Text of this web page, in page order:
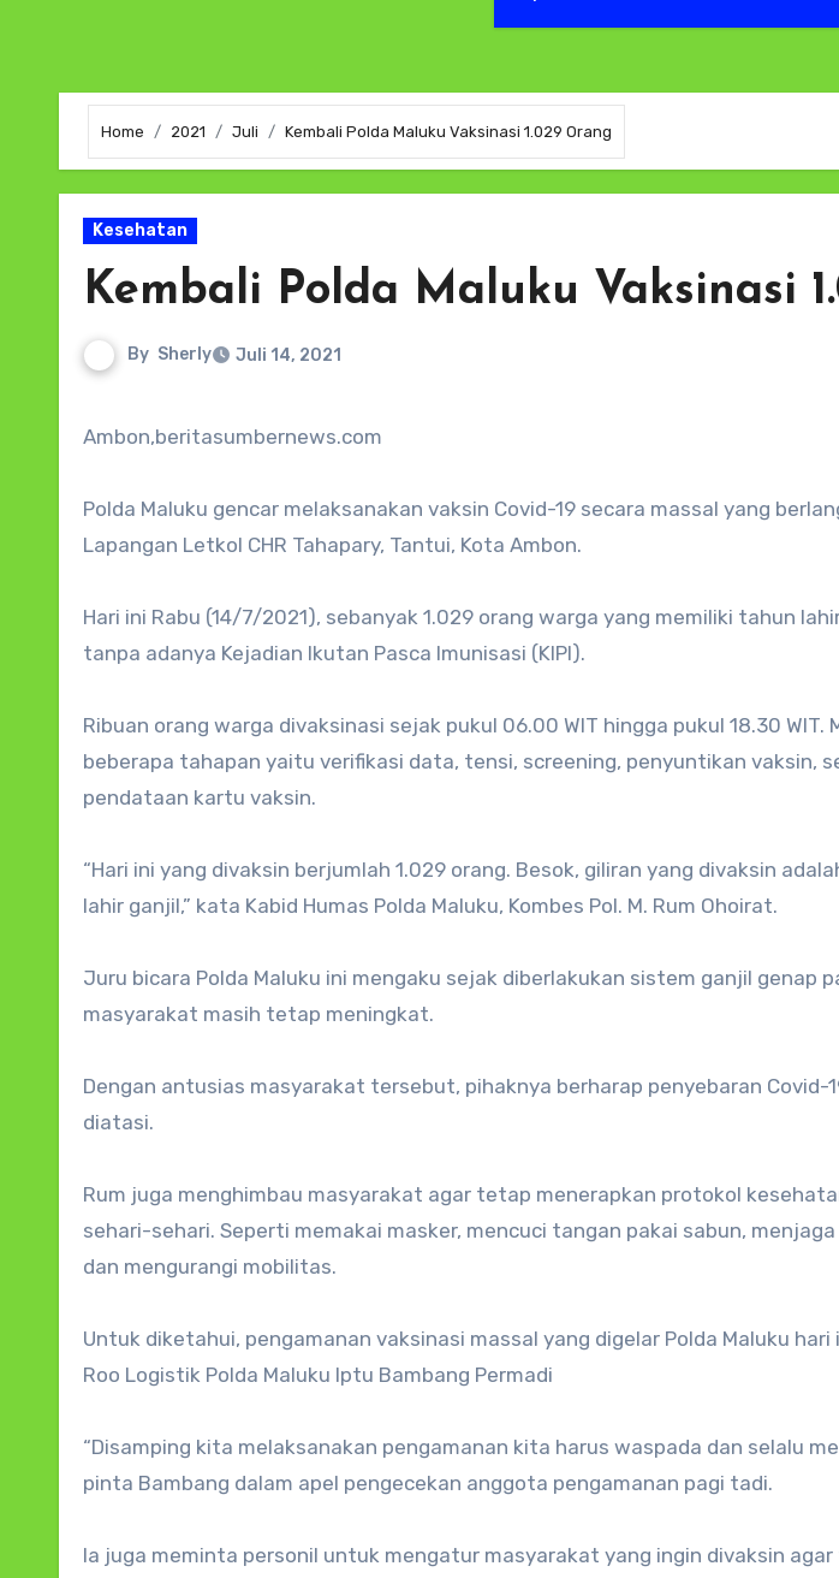
Home 2021 Juli Kembali Polda Maluku Vaksinasi 1.029 Orang
Kesehatan
Kembali Polda Maluku Vaksinasi
By Sherly Juli 14, 2021
Ambon,beritasumbernews.com
Polda Maluku gencar melaksanakan vaksin Covid-19 secara massal yang
Lapangan Letkol CHR Tahapary, Tantui, Kota Ambon.
Hari ini Rabu (14/7/2021), sebanyak 1.029 orang warga yang memiliki tahun
tanpa adanya Kejadian Ikutan Pasca Imunisasi (KIPI).
Ribuan orang warga divaksinasi sejak pukul 06.00 WIT hingga pukul 18.30
beberapa tahapan yaitu verifikasi data, tensi, screening, penyuntikan vaksin,
pendataan kartu vaksin.
“Hari ini yang divaksin berjumlah 1.029 orang. Besok, giliran yang divaksin
lahir ganjil,” kata Kabid Humas Polda Maluku, Kombes Pol. M. Rum Ohoirat.
Juru bicara Polda Maluku ini mengaku sejak diberlakukan sistem ganjil genap
masyarakat masih tetap meningkat.
Dengan antusias masyarakat tersebut, pihaknya berharap penyebaran Covid-
diatasi.
Rum juga menghimbau masyarakat agar tetap menerapkan protokol
sehari-sehari. Seperti memakai masker, mencuci tangan pakai sabun,
dan mengurangi mobilitas.
Untuk diketahui, pengamanan vaksinasi massal yang digelar Polda Maluku hari
Roo Logistik Polda Maluku Iptu Bambang Permadi
“Disamping kita melaksanakan pengamanan kita harus waspada dan selalu
pinta Bambang dalam apel pengecekan anggota pengamanan pagi tadi.
Ia juga meminta personil untuk mengatur masyarakat yang ingin divaksin